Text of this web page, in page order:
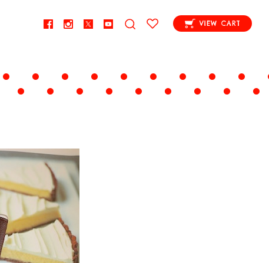
VIEW CART